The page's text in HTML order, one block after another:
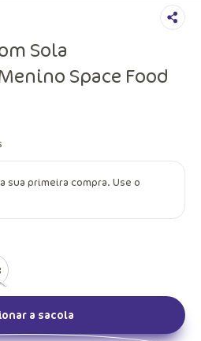
Sola
Space Food
sua primeira compra. Use o
a sacola